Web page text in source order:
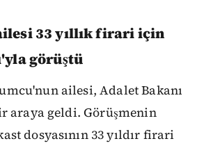
33 yıllık firari için
görüştü
ailesi, Adalet Bakanı
araya geldi. Görüşmenin
dosyasının 33 yıldır firari